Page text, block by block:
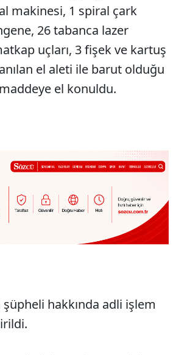
makinesi, 1 spiral çark
26 tabanca lazer
uçları, 3 fişek ve kartuş
el aleti ile barut olduğu
el konuldu.
şüpheli hakkında adli işlem